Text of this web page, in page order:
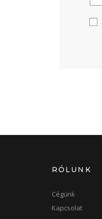
RÓLUNK
Cégünk
Kapcsolat